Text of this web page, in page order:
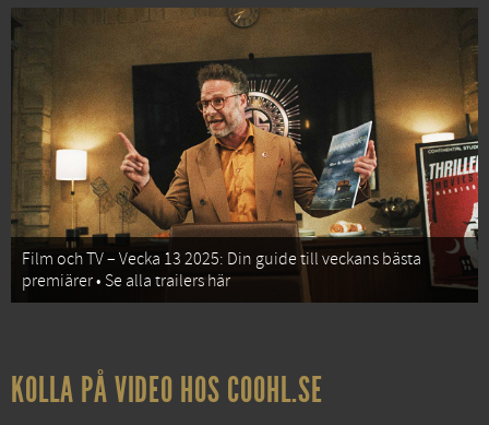
Film och TV – Vecka 13 2025: Din guide till veckans bästa
premiärer • Se alla trailers här
KOLLA PÅ VIDEO HOS COOHL.SE